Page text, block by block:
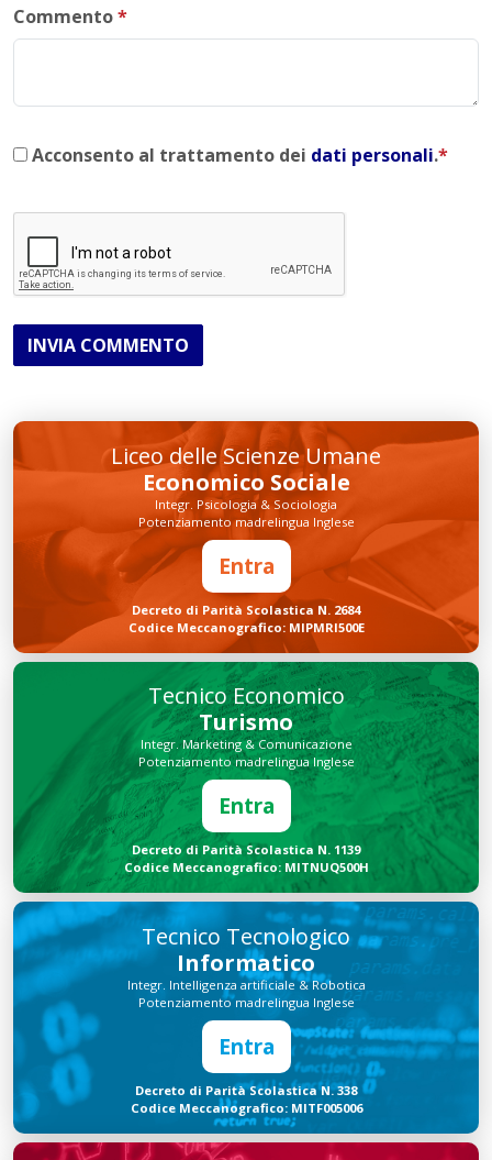
Commento*
Acconsento al trattamento dei dati personali.*
INVIA COMMENTO
Liceo delle Scienze Umane
Economico Sociale
Integr. Psicologia & Sociologia
Potenziamento madrelingua Inglese
Entra
Decreto di Parità Scolastica N. 2684
Codice Meccanografico: MIPMRI500E
Tecnico Economico
Turismo
Integr. Marketing & Comunicazione
Potenziamento madrelingua Inglese
Entra
Decreto di Parità Scolastica N. 1139
Codice Meccanografico: MITNUQ500H
Tecnico Tecnologico
Informatico
Integr. Intelligenza artificiale & Robotica
Potenziamento madrelingua Inglese
Entra
Decreto di Parità Scolastica N. 338
Codice Meccanografico: MITF005006